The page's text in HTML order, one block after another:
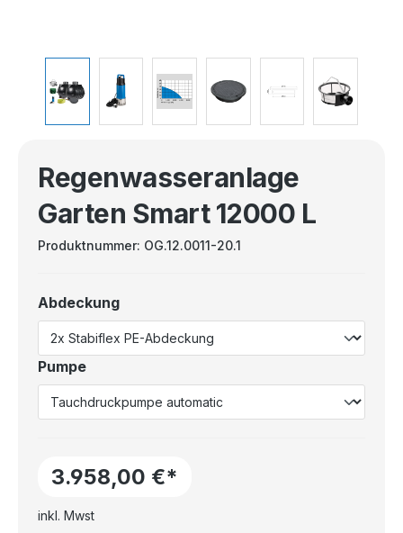
Regenwasseranlage
Garten Smart 12000 L
Produktnummer: OG.12.0011-20.1
Abdeckung
Pumpe
3.958,00 €*
inkl. Mwst